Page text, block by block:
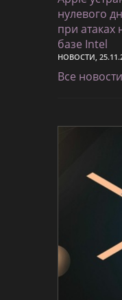
нулевого
при
базе Intel
НОВОСТИ,
Все новости